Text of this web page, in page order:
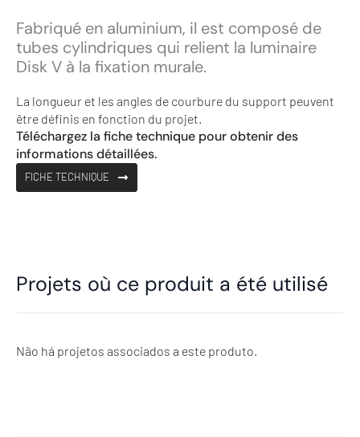
Fabriqué en aluminium, il est composé de
tubes cylindriques qui relient la luminaire
Disk V à la fixation murale.
La longueur et les angles de courbure du support peuvent
être définis en fonction du projet.
Téléchargez la fiche technique pour obtenir des
informations détaillées.
FICHE TECHNIQUE
Projets où ce produit a été utilisé
Não há projetos associados a este produto.